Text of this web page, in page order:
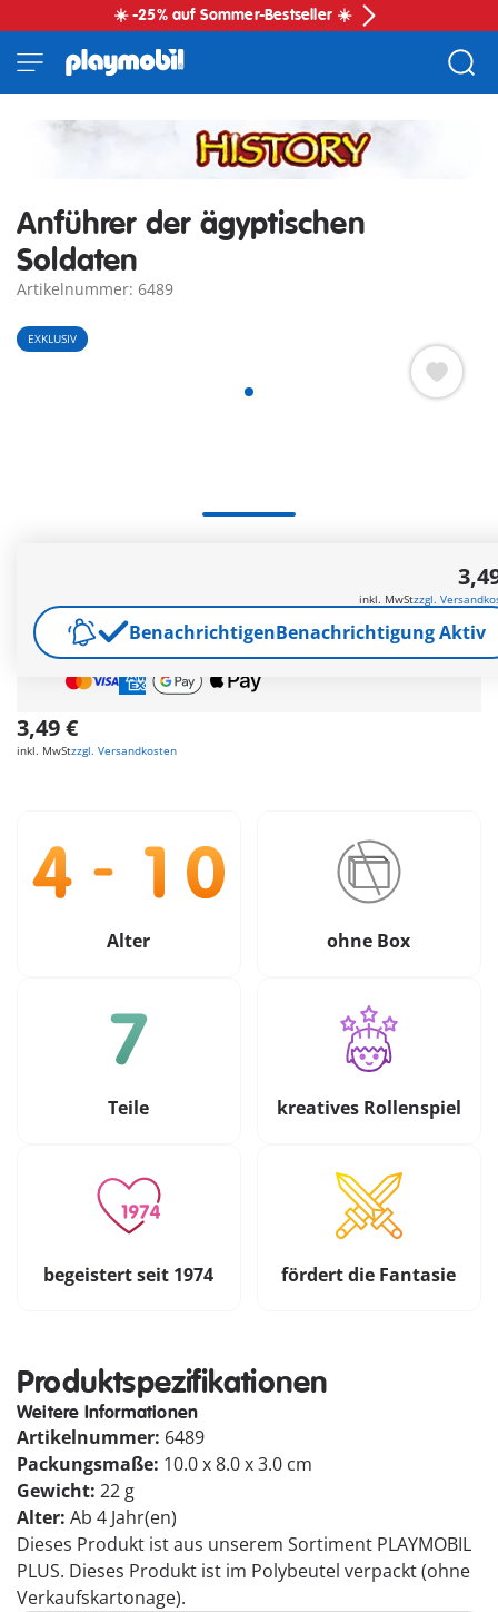
☀️ -25% auf Sommer-Bestseller ☀️
Anführer der ägyptischen
Soldaten
Artikelnummer: 6489
EXKLUSIV
Geschenkab35€Bestellwert
Sichere &
Flexible Zahlung
3,49 €
inkl. MwStzzgl. Versandkosten
inkl. MwStzzgl.
BenachrichtigenBenachrichtigung Aktiv
Alter ohne Box
Teile kreatives Rollenspiel
begeistert seit 1974 fördert die Fantasie
Produktspezifikationen
Weitere Informationen
Artikelnummer: 6489
Packungsmaße: 10.0 x 8.0 x 3.0 cm
Gewicht: 22 g
Alter: Ab 4 Jahr(en)
Dieses Produkt ist aus unserem Sortiment PLAYMOBIL
PLUS. Dieses Produkt ist im Polybeutel verpackt (ohne
Verkaufskartonage).